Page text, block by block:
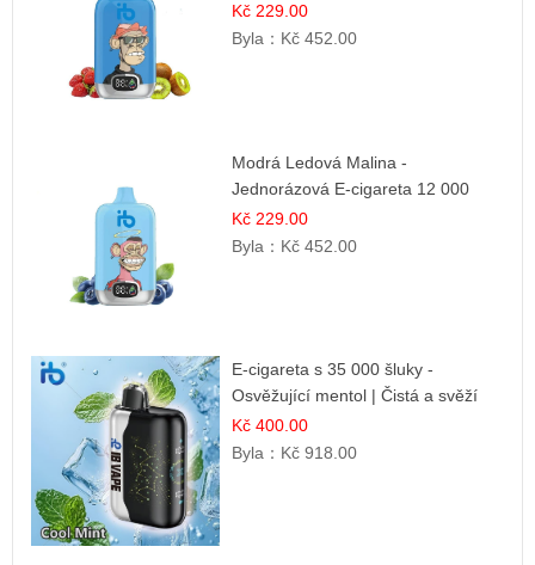
Kč 229.00
Byla： Kč 452.00
Modrá Ledová Malina -
Jednorázová E-cigareta 12 000
šluků | Osvěžující Bobulová Příchuť
Kč 229.00
Byla： Kč 452.00
E-cigareta s 35 000 šluky -
Osvěžující mentol | Čistá a svěží
chuť
Kč 400.00
Byla： Kč 918.00